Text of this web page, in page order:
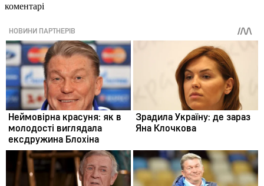
коментарі